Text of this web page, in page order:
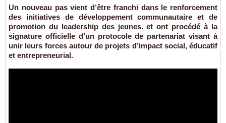
Un nouveau pas vient d’être franchi dans le renforcement
des initiatives de développement communautaire et de
promotion du leadership des jeunes. et ont procédé à la
signature officielle d’un protocole de partenariat visant à
unir leurs forces autour de projets d’impact social, éducatif
et entrepreneurial.